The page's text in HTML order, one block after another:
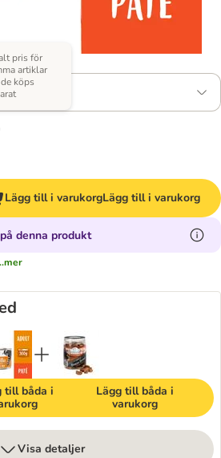
pris för
artiklar
köps
Lägg till i varukorgLägg till i varukorg
denna produkt
till båda i
Lägg till båda i
varukorg
Visa detaljer